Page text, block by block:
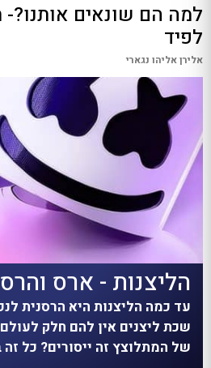
למה הם שונאים אותנו?-
לפיד
אלירן אליהו נגארי
הליצנות - ארס
עד כמה הליצנות היא הרסנית
שכת ליצנים אין להם חלק
של המתלוצץ זה ייסורים? כל